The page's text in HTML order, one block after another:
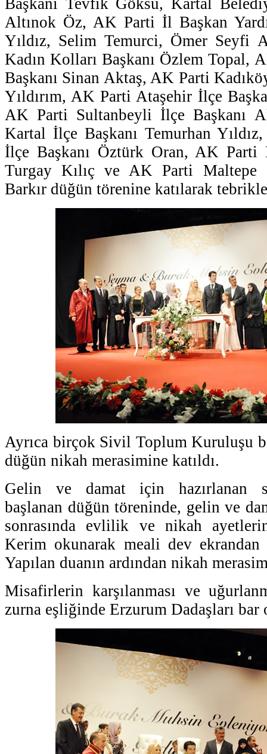
Altınok Öz, AK Parti İl Başkan
Yıldız, Selim Temurci, Ömer
Kadın Kolları Başkanı Özlem Topal,
Başkanı Sinan Aktaş, AK Parti
Yıldırım, AK Parti Ataşehir İlçe
AK Parti Sultanbeyli İlçe Başkanı
Kartal İlçe Başkanı Temurhan
İlçe Başkanı Öztürk Oran, AK Parti
Turgay Kılıç ve AK Parti Maltepe
Barkır düğün törenine katılarak
Ayrıca birçok Sivil Toplum Kuruluşu
düğün nikah merasimine katıldı.
Gelin ve damat için hazırlanan
başlanan düğün töreninde, gelin ve
sonrasında evlilik ve nikah
Kerim okunarak meali dev
Yapılan duanın ardından nikah
Misafirlerin karşılanması ve
zurna eşliğinde Erzurum Dadaşları bar